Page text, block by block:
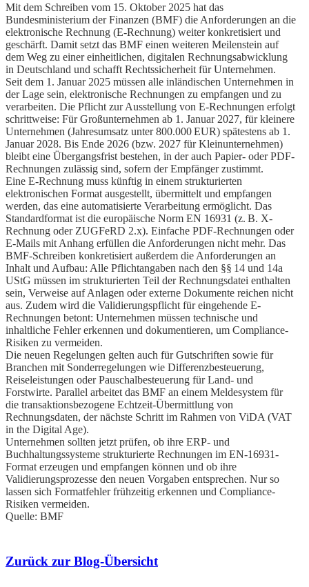
Mit dem Schreiben vom 15. Oktober 2025 hat das
Bundesministerium der Finanzen (BMF) die Anforderungen an die
elektronische Rechnung (E-Rechnung) weiter konkretisiert und
geschärft. Damit setzt das BMF einen weiteren Meilenstein auf
dem Weg zu einer einheitlichen, digitalen Rechnungsabwicklung
in Deutschland und schafft Rechtssicherheit für Unternehmen.
Seit dem 1. Januar 2025 müssen alle inländischen Unternehmen in
der Lage sein, elektronische Rechnungen zu empfangen und zu
verarbeiten. Die Pflicht zur Ausstellung von E-Rechnungen erfolgt
schrittweise: Für Großunternehmen ab 1. Januar 2027, für kleinere
Unternehmen (Jahresumsatz unter 800.000 EUR) spätestens ab 1.
Januar 2028. Bis Ende 2026 (bzw. 2027 für Kleinunternehmen)
bleibt eine Übergangsfrist bestehen, in der auch Papier- oder PDF-
Rechnungen zulässig sind, sofern der Empfänger zustimmt.
Eine E-Rechnung muss künftig in einem strukturierten
elektronischen Format ausgestellt, übermittelt und empfangen
werden, das eine automatisierte Verarbeitung ermöglicht. Das
Standardformat ist die europäische Norm EN 16931 (z. B. X-
Rechnung oder ZUGFeRD 2.x). Einfache PDF-Rechnungen oder
E-Mails mit Anhang erfüllen die Anforderungen nicht mehr. Das
BMF-Schreiben konkretisiert außerdem die Anforderungen an
Inhalt und Aufbau: Alle Pflichtangaben nach den §§ 14 und 14a
UStG müssen im strukturierten Teil der Rechnungsdatei enthalten
sein, Verweise auf Anlagen oder externe Dokumente reichen nicht
aus. Zudem wird die Validierungspflicht für eingehende E-
Rechnungen betont: Unternehmen müssen technische und
inhaltliche Fehler erkennen und dokumentieren, um Compliance-
Risiken zu vermeiden.
Die neuen Regelungen gelten auch für Gutschriften sowie für
Branchen mit Sonderregelungen wie Differenzbesteuerung,
Reiseleistungen oder Pauschalbesteuerung für Land- und
Forstwirte. Parallel arbeitet das BMF an einem Meldesystem für
die transaktionsbezogene Echtzeit-Übermittlung von
Rechnungsdaten, der nächste Schritt im Rahmen von ViDA (VAT
in the Digital Age).
Unternehmen sollten jetzt prüfen, ob ihre ERP- und
Buchhaltungssysteme strukturierte Rechnungen im EN-16931-
Format erzeugen und empfangen können und ob ihre
Validierungsprozesse den neuen Vorgaben entsprechen. Nur so
lassen sich Formatfehler frühzeitig erkennen und Compliance-
Risiken vermeiden.
Quelle: BMF
Zurück zur Blog-Übersicht